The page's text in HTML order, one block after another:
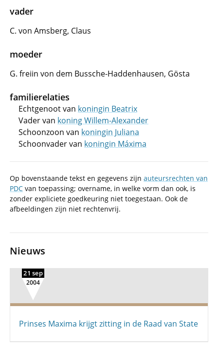
vader
C. von Amsberg, Claus
moeder
G. freiin von dem Bussche-Haddenhausen, Gösta
familierelaties
Echtgenoot van koningin Beatrix
Vader van koning Willem-Alexander
Schoonzoon van koningin Juliana
Schoonvader van koningin Máxima
Op bovenstaande tekst en gegevens zijn auteursrechten van
PDC van toepassing; overname, in welke vorm dan ook, is
zonder expliciete goedkeuring niet toegestaan. Ook de
afbeeldingen zijn niet rechtenvrij.
Nieuws
21 sep
2004
Prinses Maxima krijgt zitting in de Raad van State